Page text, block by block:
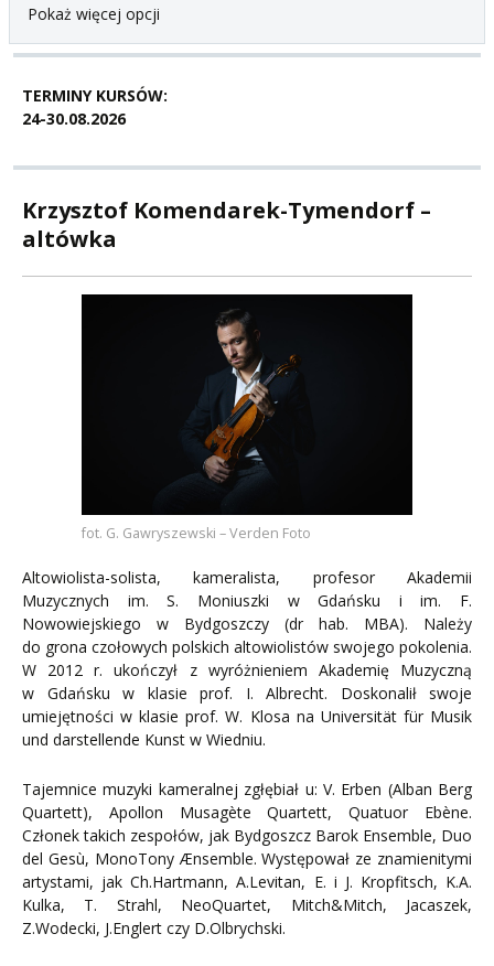
Pokaż więcej opcji
TERMINY KURSÓW:
24-30.08.2026
Krzysztof Komendarek-Tymendorf –
altówka
fot. G. Gawryszewski – Verden Foto
Altowiolista-solista, kameralista, profesor Akademii
Muzycznych im. S. Moniuszki w Gdańsku i im. F.
Nowowiejskiego w Bydgoszczy (dr hab. MBA). Należy
do grona czołowych polskich altowiolistów swojego pokolenia.
W 2012 r. ukończył z wyróżnieniem Akademię Muzyczną
w Gdańsku w klasie prof. I. Albrecht. Doskonalił swoje
umiejętności w klasie prof. W. Klosa na Universität für Musik
und darstellende Kunst w Wiedniu.
Tajemnice muzyki kameralnej zgłębiał u: V. Erben (Alban Berg
Quartett), Apollon Musagète Quartett, Quatuor Ebène.
Członek takich zespołów, jak Bydgoszcz Barok Ensemble, Duo
del Gesù, MonoTony Ænsemble. Występował ze znamienitymi
artystami, jak Ch.Hartmann, A.Levitan, E. i J. Kropfitsch, K.A.
Kulka, T. Strahl, NeoQuartet, Mitch&Mitch, Jacaszek,
Z.Wodecki, J.Englert czy D.Olbrychski.